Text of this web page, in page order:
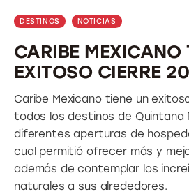
DESTINOS NOTICIAS
CARIBE MEXICANO
EXITOSO CIERRE
Caribe Mexicano tiene un
todos los destinos de Quintana
diferentes aperturas de
cual permitió ofrecer más y
además de contemplar los
naturales a sus alrededores.